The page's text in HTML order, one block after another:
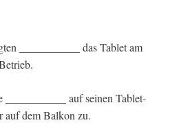
___________ das Tablet am
auf seinen Tablet-
auf dem Balkon zu.